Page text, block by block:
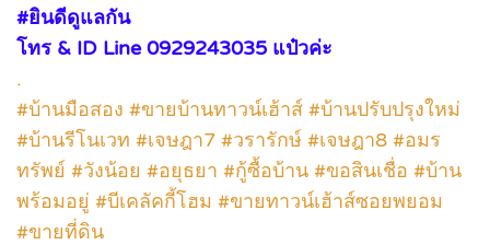
#ยินดีดูแลกัน
โทร & ID Line 0929243035 แป๋วค่ะ
.
#บ้านมือสอง #ขายบ้านทาวน์เฮ้าส์ #บ้านปรับปรุงใหม่
#บ้านรีโนเวท #เจษฎา7 #วรารักษ์ #เจษฎา8 #อมร
ทรัพย์ #วังน้อย #อยุธยา #กู้ซื้อบ้าน #ขอสินเชื่อ #บ้าน
พร้อมอยู่ #บีเคลัคกี้โฮม #ขายทาวน์เฮ้าส์ซอยพยอม
#ขายที่ดิน